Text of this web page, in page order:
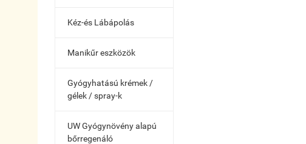
Kéz-és Lábápolás
Manikűr eszközök
Gyógyhatású krémek /
gélek / spray-k
UW Gyógynövény alapú
bőrregenáló